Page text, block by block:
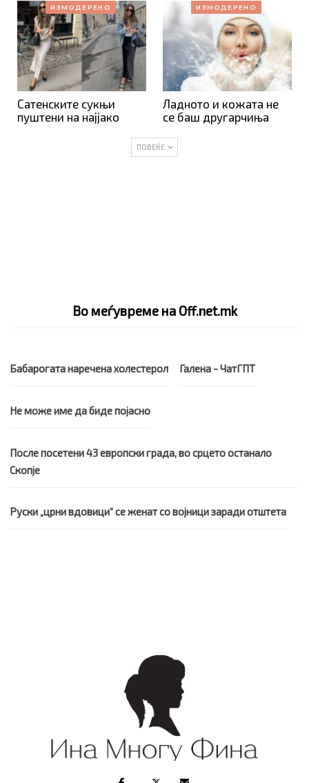
ИЗМОДЕРЕНО
Сатенските сукњи
пуштени на најјако
ИЗМОДЕРЕНО
Ладното и кожата не
се баш другарчиња
ПОВЕЌЕ
Во меѓувреме на Off.net.mk
Бабарогата наречена холестерол Галена - ЧатГПТ
Не може име да биде појасно
После посетени 43 европски града, во срцето останало
Скопје
Руски „црни вдовици“ се женат со војници заради отштета